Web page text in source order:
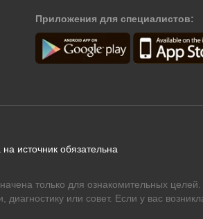
Приложения для специалистов:
источник обязательна
только для ознакомительных
или совет. Если у вас